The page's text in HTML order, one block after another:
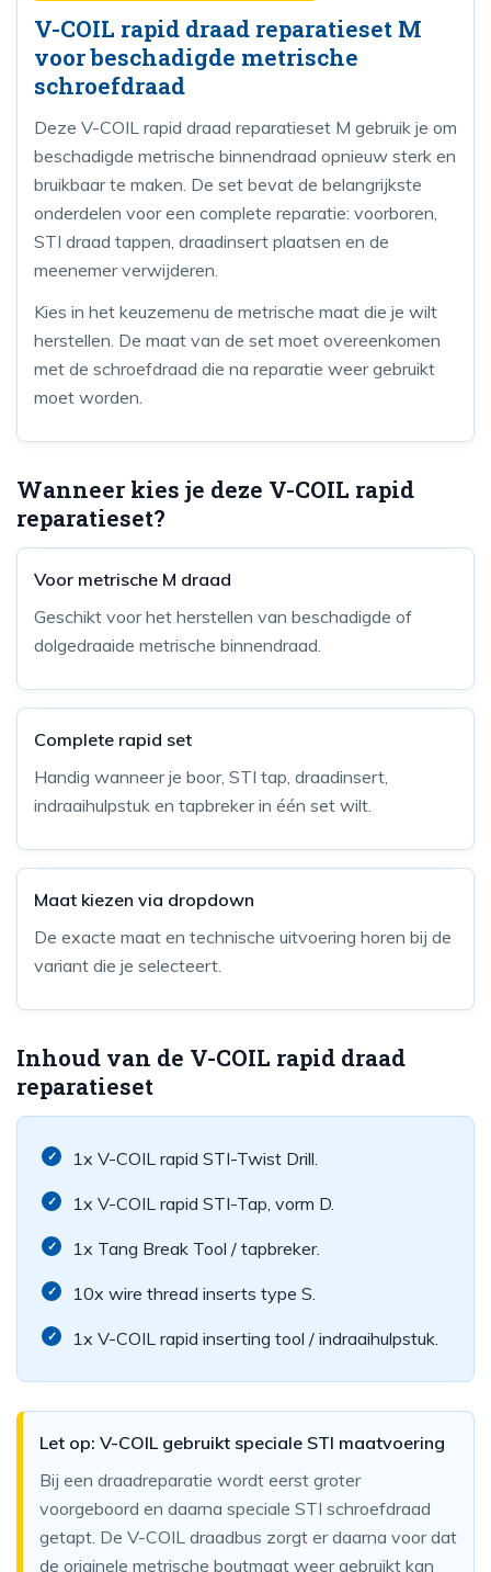
V-COIL rapid draad reparatieset M
voor beschadigde metrische
schroefdraad
Deze V-COIL rapid draad reparatieset M gebruik je om
beschadigde metrische binnendraad opnieuw sterk en
bruikbaar te maken. De set bevat de belangrijkste
onderdelen voor een complete reparatie: voorboren,
STI draad tappen, draadinsert plaatsen en de
meenemer verwijderen.
Kies in het keuzemenu de metrische maat die je wilt
herstellen. De maat van de set moet overeenkomen
met de schroefdraad die na reparatie weer gebruikt
moet worden.
Wanneer kies je deze V-COIL rapid
reparatieset?
Voor metrische M draad
Geschikt voor het herstellen van beschadigde of
dolgedraaide metrische binnendraad.
Complete rapid set
Handig wanneer je boor, STI tap, draadinsert,
indraaihulpstuk en tapbreker in één set wilt.
Maat kiezen via dropdown
De exacte maat en technische uitvoering horen bij de
variant die je selecteert.
Inhoud van de V-COIL rapid draad
reparatieset
1x V-COIL rapid STI-Twist Drill.
1x V-COIL rapid STI-Tap, vorm D.
1x Tang Break Tool / tapbreker.
10x wire thread inserts type S.
1x V-COIL rapid inserting tool / indraaihulpstuk.
Let op: V-COIL gebruikt speciale STI maatvoering
Bij een draadreparatie wordt eerst groter
voorgeboord en daarna speciale STI schroefdraad
getapt. De V-COIL draadbus zorgt er daarna voor dat
de originele metrische boutmaat weer gebruikt kan